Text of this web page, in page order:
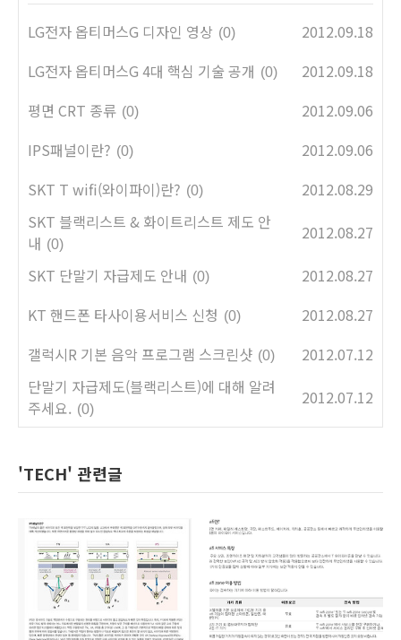
LG전자 옵티머스G 디자인 영상 (0)
2012.09.18
LG전자 옵티머스G 4대 핵심 기술 공개 (0)
2012.09.18
평면 CRT 종류 (0)
2012.09.06
IPS패널이란? (0)
2012.09.06
SKT T wifi(와이파이)란? (0)
2012.08.29
SKT 블랙리스트 & 화이트리스트 제도 안
내 (0)
2012.08.27
SKT 단말기 자급제도 안내 (0)
2012.08.27
KT 핸드폰 타사이용서비스 신청 (0)
2012.08.27
갤럭시R 기본 음악 프로그램 스크린샷 (0)
2012.07.12
단말기 자급제도(블랙리스트)에 대해 알려
주세요. (0)
2012.07.12
'TECH' 관련글